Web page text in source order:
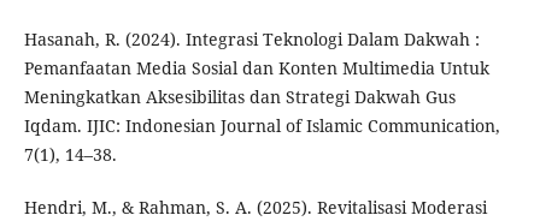
Hasanah, R. (2024). Integrasi Teknologi Dalam Dakwah :
Pemanfaatan Media Sosial dan Konten Multimedia Untuk
Meningkatkan Aksesibilitas dan Strategi Dakwah Gus
Iqdam. IJIC: Indonesian Journal of Islamic Communication,
7(1), 14–38.
Hendri, M., & Rahman, S. A. (2025). Revitalisasi Moderasi